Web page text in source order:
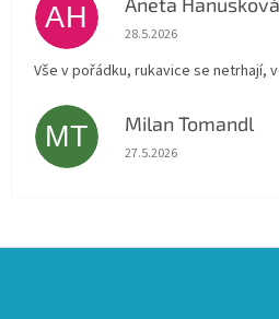
AH Hodnocení obchodu je
28.5.2026
Vše v pořádku, rukavice se netrhají,
MT Milan Tomandl
Hodnocení obchodu je
27.5.2026